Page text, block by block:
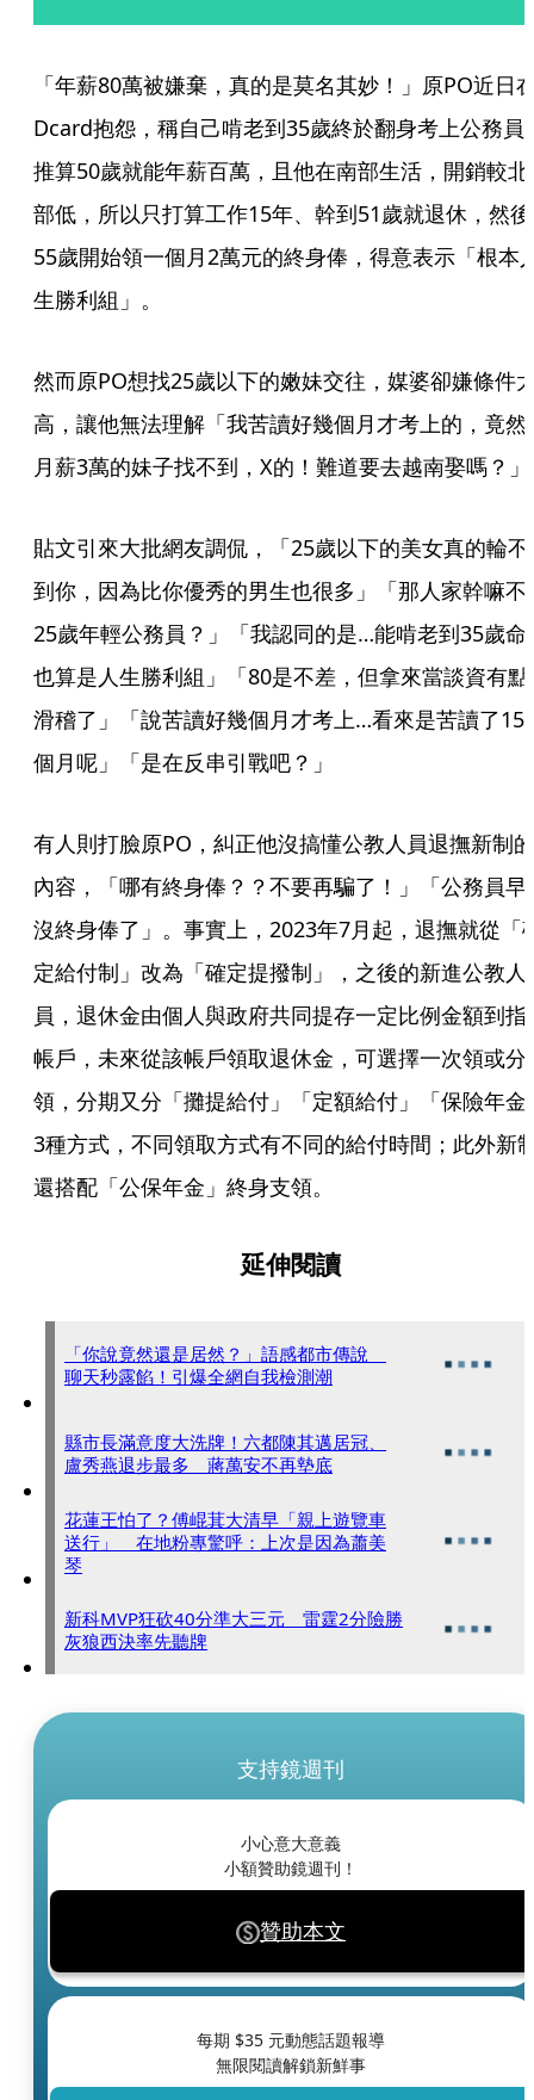
「年薪80萬被嫌棄，真的是莫名其妙！」原PO近日
Dcard抱怨，稱自己啃老到35歲終於翻身考上公務員
推算50歲就能年薪百萬，且他在南部生活，開銷較北
部低，所以只打算工作15年、幹到51歲就退休，然後
55歲開始領一個月2萬元的終身俸，得意表示「根本
生勝利組」。
然而原PO想找25歲以下的嫩妹交往，媒婆卻嫌條件
高，讓他無法理解「我苦讀好幾個月才考上的，竟然
月薪3萬的妹子找不到，X的！難道要去越南娶嗎？」
貼文引來大批網友調侃，「25歲以下的美女真的輪不
到你，因為比你優秀的男生也很多」「那人家幹嘛不
25歲年輕公務員？」「我認同的是…能啃老到35歲命
也算是人生勝利組」「80是不差，但拿來當談資有點
滑稽了」「說苦讀好幾個月才考上…看來是苦讀了
個月呢」「是在反串引戰吧？」
有人則打臉原PO，糾正他沒搞懂公教人員退撫新制的
內容，「哪有終身俸？？不要再騙了！」「公務員早
沒終身俸了」。事實上，2023年7月起，退撫就從「
定給付制」改為「確定提撥制」，之後的新進公教人
員，退休金由個人與政府共同提存一定比例金額到指
帳戶，未來從該帳戶領取退休金，可選擇一次領或分
領，分期又分「攤提給付」「定額給付」「保險年金
3種方式，不同領取方式有不同的給付時間；此外新
還搭配「公保年金」終身支領。
延伸閱讀
「你說竟然還是居然？」語感都市傳說
聊天秒露餡！引爆全網自我檢測潮
縣市長滿意度大洗牌！六都陳其邁居冠、
盧秀燕退步最多 蔣萬安不再墊底
花蓮王怕了？傅崐萁大清早「親上遊覽車
送行」 在地粉專驚呼：上次是因為蕭美
琴
新科MVP狂砍40分準大三元 雷霆2分險勝
灰狼西決率先聽牌
支持鏡週刊
小心意大意義
小額贊助鏡週刊！
贊助本文
每期 $35 元動態話題報導
無限閱讀解鎖新鮮事